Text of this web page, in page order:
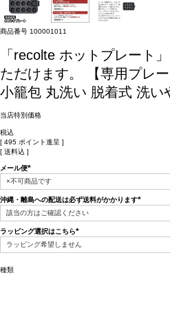
商品番号 100001011
「recolte ホットプレート
ただけます。
【専用プレ
小籠包 丸洗い 脱着式 洗い
当店特別価格
税込
[ 495 ポイント進呈 ]
送料込
メール便
(必
須)
沖縄・離島への配送は必ず送料がかかります
ラッピング選択はこちら
(必
種類